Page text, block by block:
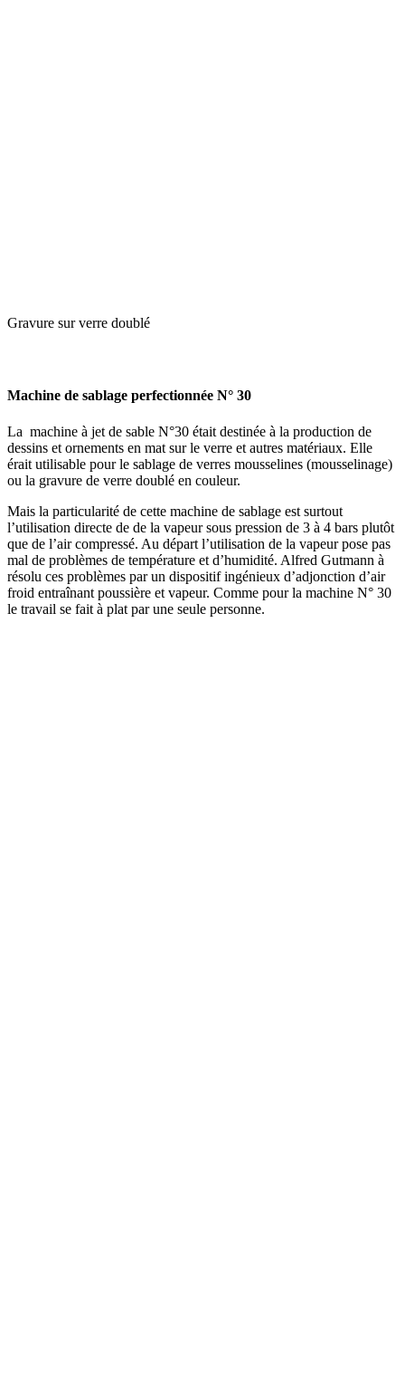
Gravure sur verre doublé
Machine de sablage perfectionnée N° 30
La machine à jet de sable N°30 était destinée à la production de
dessins et ornements en mat sur le verre et autres matériaux. Elle
érait utilisable pour le sablage de verres mousselines (mousselinage)
ou la gravure de verre doublé en couleur.
Mais la particularité de cette machine de sablage est surtout
l’utilisation directe de de la vapeur sous pression de 3 à 4 bars plutôt
que de l’air compressé. Au départ l’utilisation de la vapeur pose pas
mal de problèmes de température et d’humidité. Alfred Gutmann à
résolu ces problèmes par un dispositif ingénieux d’adjonction d’air
froid entraînant poussière et vapeur. Comme pour la machine N° 30
le travail se fait à plat par une seule personne.